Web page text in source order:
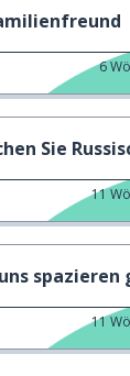
6
Sie
11
spazieren
11